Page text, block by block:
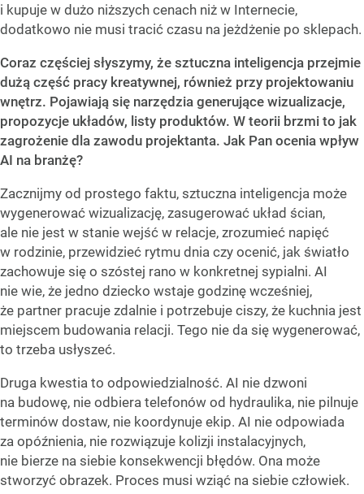
i kupuje w dużo niższych cenach niż w Internecie,
dodatkowo nie musi tracić czasu na jeżdżenie po sklepach.
Coraz częściej słyszymy, że sztuczna inteligencja przejmie
dużą część pracy kreatywnej, również przy projektowaniu
wnętrz. Pojawiają się narzędzia generujące wizualizacje,
propozycje układów, listy produktów. W teorii brzmi to jak
zagrożenie dla zawodu projektanta. Jak Pan ocenia wpływ
AI na branżę?
Zacznijmy od prostego faktu, sztuczna inteligencja może
wygenerować wizualizację, zasugerować układ ścian,
ale nie jest w stanie wejść w relacje, zrozumieć napięć
w rodzinie, przewidzieć rytmu dnia czy ocenić, jak światło
zachowuje się o szóstej rano w konkretnej sypialni. AI
nie wie, że jedno dziecko wstaje godzinę wcześniej,
że partner pracuje zdalnie i potrzebuje ciszy, że kuchnia jest
miejscem budowania relacji. Tego nie da się wygenerować,
to trzeba usłyszeć.
Druga kwestia to odpowiedzialność. AI nie dzwoni
na budowę, nie odbiera telefonów od hydraulika, nie pilnuje
terminów dostaw, nie koordynuje ekip. AI nie odpowiada
za opóźnienia, nie rozwiązuje kolizji instalacyjnych,
nie bierze na siebie konsekwencji błędów. Ona może
stworzyć obrazek. Proces musi wziąć na siebie człowiek.